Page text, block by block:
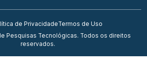
de PrivacidadeTermos de Uso
Pesquisas Tecnológicas. Todos os direitos
reservados.